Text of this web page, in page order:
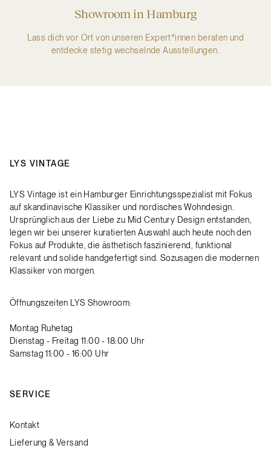
Showroom in Hamburg
Lass dich vor Ort von unseren Expert*innen beraten und
entdecke stetig wechselnde Ausstellungen.
LYS VINTAGE
LYS Vintage ist ein Hamburger Einrichtungsspezialist mit Fokus
auf skandinavische Klassiker und nordisches Wohndesign.
Ursprünglich aus der Liebe zu Mid Century Design entstanden,
legen wir bei unserer kuratierten Auswahl auch heute noch den
Fokus auf Produkte, die ästhetisch faszinierend, funktional
relevant und solide handgefertigt sind. Sozusagen die modernen
Klassiker von morgen.
Öffnungszeiten LYS Showroom:
Montag Ruhetag
Dienstag - Freitag 11:00 - 18:00 Uhr
Samstag 11:00 - 16:00 Uhr
SERVICE
Kontakt
Lieferung & Versand